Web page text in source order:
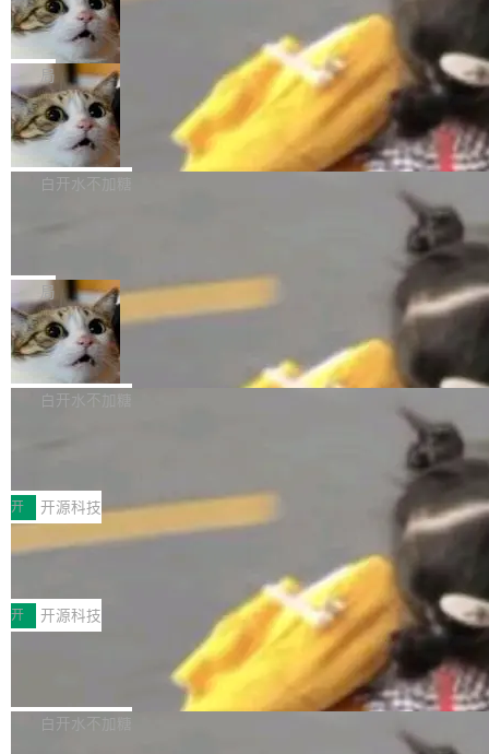
环。崔添翼招人的标...
更复杂的视觉控制和可持续迭代编辑。 相比 U
1，U1.5-Lite-Preview 在以下方向上带来了显著
提升： 原生支持4K图像生成； 更精细的局部纹
理、细节与真实世界质感； 更准确的中英文文字
生成与复杂版式组织； 更稳定的图...
Alan Griffiths 在邮件列表中说得很直白：「hwc
tl 是一个 Ubuntu 专有的包，它和它的依赖项都
是 Ubuntu 专有的，不会用在其他发行版上。」
所以 deb 版本的受众实际上为零。既然只有 Ub
untu 用户在用，那用 snap 打包就没什么可纠结
的。 从 deb 到 snap 的迁移路径 hwctl 是 rust-
hwlib 硬件 API 库的一部分，命令行工具负责查
Dario Amodei 担心新人来 Anthropic
只为金钱，不为使命
顶级 AI 研究员在两家公司之间来回跳，中间只
隔了几天。 Lilian Weng 上周刚宣布因健康原因
离开 Thinking Machines Lab，说自己作为联合
创始人的角色「太累了」。几天后，The Inform
ation 就曝出她将重回 OpenAI，负责递归自我
改进方向的研究。她是 Thinking Machines 过
一在人才争夺战中失血的公司。六月，Google
连失两员大将：Noam Shazeer 去了 Op...
局
FFmpeg 9.0 发布
FFmpeg 9.0 现已发布，包含多项改进。官方更
新日志列出的 9.0 版本主要更新内容如下： 扩
er HE-AAC 960 解码 (DAB+) transpose_cuda
filter 添加 AMF Frame Rate Converter (vf_frc
_amf) filter SMPTE 2094-50 元数据支持和直
通 ProRes RAW VideoToolbox 硬件加速器 AP
V ...
白开水不加糖
Code 在 X 上发帖：「DeepSeek Flash did 8T
tokens on August 1st. 5T of free usage + 3T
on OpenCode Go.」79.8 万次浏览，连带着 #
DeepSeek一天消耗了8万亿# 上了微博热搜——
注意这是 OpenCode 一家的消耗。 OpenCode
不完。」5T 来自免费额度，3T 来自 Go...
局
NetBSD 11.0 正式发布
NetBSD 11.0 现已正式发布，这是 NetBSD 操
作系统的第十八个主要版本。 自 NetBSD 10.1
ve JH71XX 的设备，例如 VisionFive 2、PINE
64 STAR64，以及 QEMU。 增强了对 POSIX.1
-2024 和 C23 编程接口标准的兼容性。 compat
_linux(8) 增强了对 Linux 系统调用的支持，包
括 epoll（围绕 kqueue 实现）、POSIX 消息队
列、...
白开水不加糖
案
享会在上海举办。鸿蒙生态的全场景智慧营销平
台鲸鸿动能协同华为游戏中心，面向游戏行业开
发者及生态伙伴，系统呈现了平台在游戏领域的
完整能力版图——从IAP高价值用户的全周期经
营、到IAA游戏的“买变一体”正循环、再到联运与
广告协同的全链路经营闭环，以及面向全球市场
的出海增长布局。 华为终端云业务商业化销售负
责人在开场致辞中表示，游戏开发者的核心诉求
已不再是“多一个投放渠道”，而是一套能够持续
开 开源科技
技嘉X3D系列再添新成员 B850 AORU
面向AMD Ryzen X3D处理器玩家，技嘉X3D系
列主板阵容迎来新成员——B850 AORUS ELITE
X3D。作为面向主流高性能平台打造的全新主板
产品，B850 AORUS ELITE X3D延续技嘉在X3
D平台优化上的技术积累，旨在为游戏玩家带来
更稳定、更高效的装机选择。 B850 AORUS ELI
开 开源科技
Zadig v5.0 发布：AI 发布专员与 AI 审
我们团队这几天最大的卡点不是 AI 写得不够
好，是 AI 写得太好了。 好到审查排期从两天的
白开水不加糖